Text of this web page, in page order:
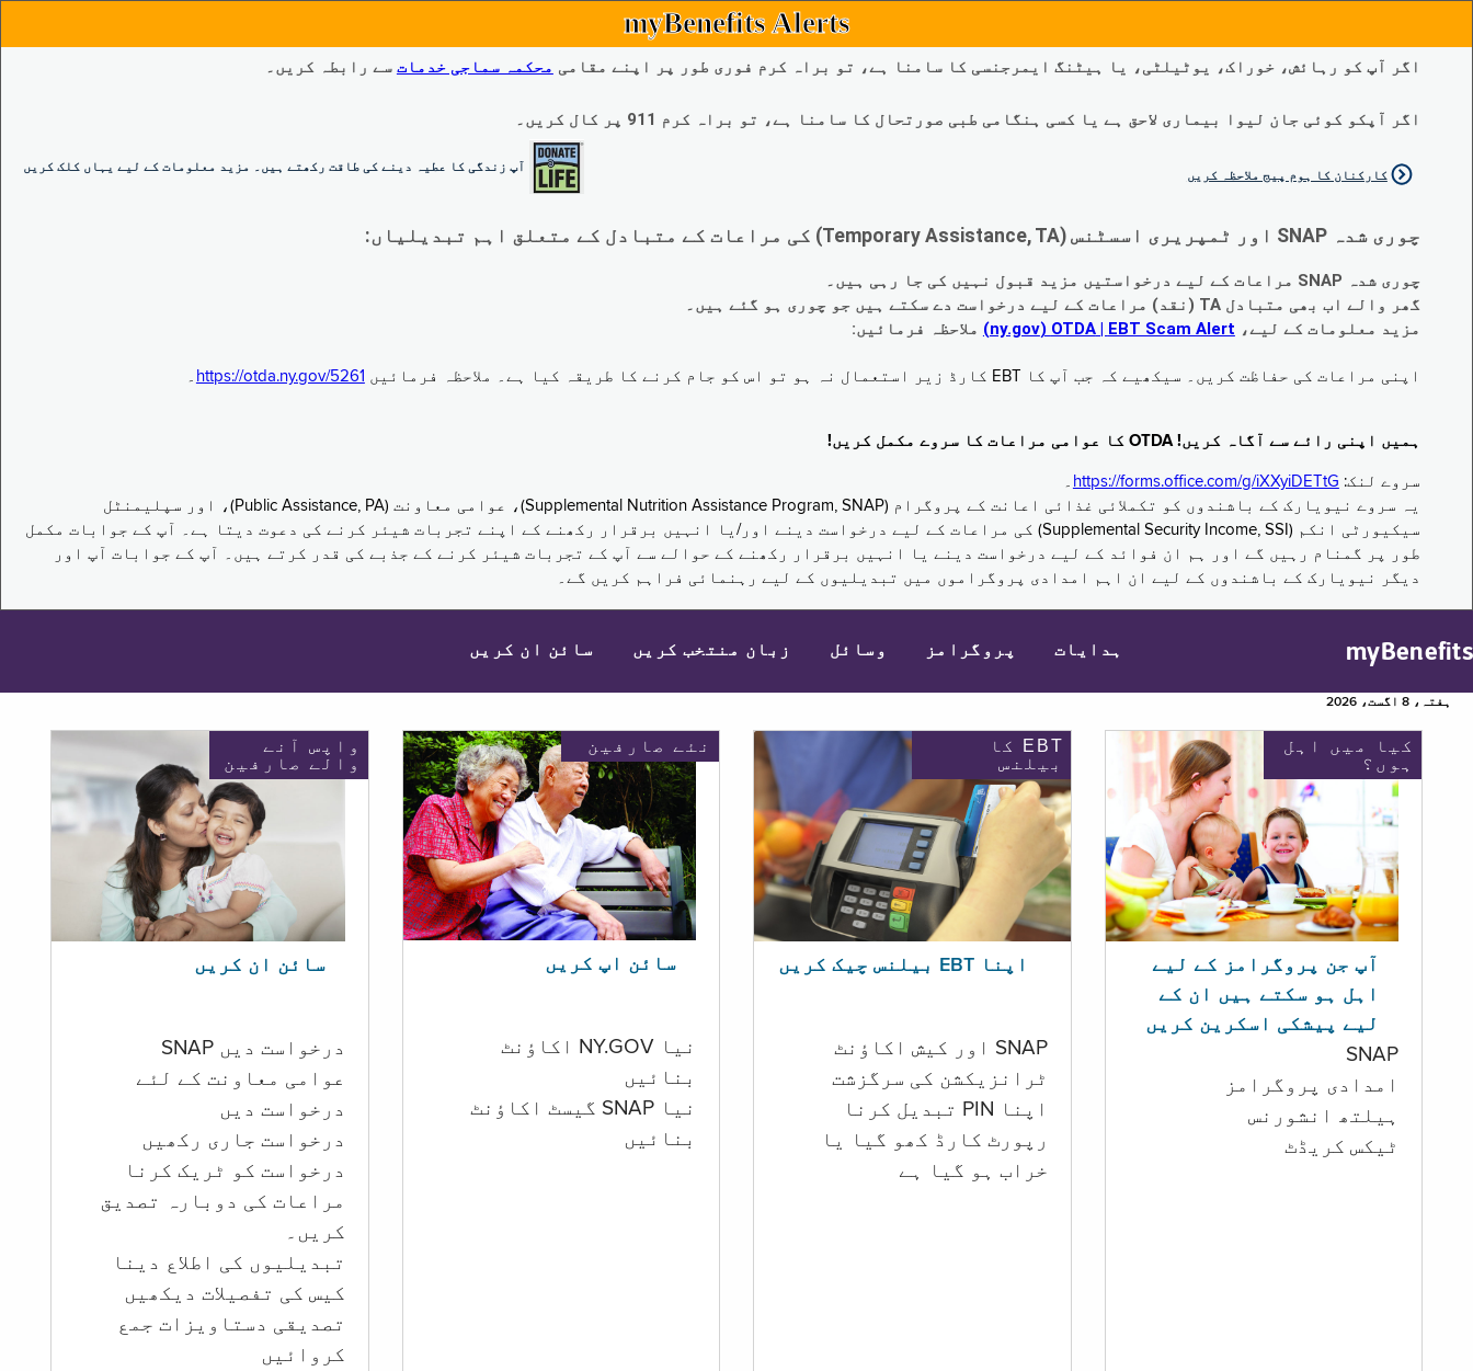
myBenefits Alerts
اگر آپ کو رہائش، خوراک، یوٹیلٹی، یا ہیٹنگ ایمرجنسی کا سامنا ہے، تو براہ کرم فوری طور پر اپنے مقامی محکمہ سماجی خدمات سے رابطہ کریں۔
اگر آپکو کوئی جان لیوا بیماری لاحق ہے یا کسی ہنگامی طبی صورتحال کا سامنا ہے، تو براہ کرم 911 پر کال کریں۔
آپ زندگی کا عطیہ دینے کی طاقت رکھتے ہیں۔ مزید معلومات کے لیے یہاں کلک کریں
کارکنان کا ہوم پیج ملاحظہ کریں
چوری شدہ SNAP اور ٹمپریری اسسٹنس (Temporary Assistance, TA) کی مراعات کے متبادل کے متعلق اہم تبدیلیاں:
چوری شدہ SNAP مراعات کے لیے درخواستیں مزید قبول نہیں کی جا رہی ہیں۔
گھر والے اب بھی متبادل TA (نقد) مراعات کے لیے درخواست دے سکتے ہیں جو چوری ہو گئے ہیں۔
مزید معلومات کے لیے، EBT Scam Alert ‏| OTDA ‏(ny.gov) ملاحظہ فرمائیں:
اپنی مراعات کی حفاظت کریں۔ سیکھیے کہ جب آپ کا EBT کارڈ زیر استعمال نہ ہو تو اس کو جام کرنے کا طریقہ کیا ہے۔ ملاحظہ فرمائیں https://otda.ny.gov/5261 ۔
ہمیں اپنی رائے سے آگاہ کریں! OTDA کا عوامی مراعات کا سروے مکمل کریں!
سروے لنک: https://forms.office.com/g/iXXyiDETtG ۔
یہ سروے نیویارک کے باشندوں کو تکملائی غذائی اعانت کے پروگرام (Supplemental Nutrition Assistance Program, SNAP)، عوامی معاونت (Public Assistance, PA)، اور سپلیمنٹل
سیکیورٹی انکم (Supplemental Security Income, SSI) کی مراعات کے لیے درخواست دینے اور/یا انہیں برقرار رکھنے کے اپنے تجربات شیئر کرنے کی دعوت دیتا ہے۔ آپ کے جوابات مکمل
طور پر گمنام رہیں گے اور ہم ان فوائد کے لیے درخواست دینے یا انہیں برقرار رکھنے کے حوالے سے آپ کے تجربات شیئر کرنے کے جذبے کی قدر کرتے ہیں۔ آپ کے جوابات آپ اور
دیگر نیویارک کے باشندوں کے لیے ان اہم امدادی پروگراموں میں تبدیلیوں کے لیے رہنمائی فراہم کریں گے۔
myBenefits ہدایات پروگرامز وسائل زبان منتخب کریں سائن ان کریں
ہفتہ، 8 اگست، 2026
واپس آنے
والے صارفین
سائن ان کریں
درخواست دیں SNAP
عوامی معاونت کے لئے
درخواست دیں
درخواست جاری رکھیں
درخواست کو ٹریک کرنا
مراعات کی دوبارہ تصدیق
کریں۔
تبدیلیوں کی اطلاع دینا
کیس کی تفصیلات دیکھیں
تصدیقی دستاویزات جمع
کروائیں
نئے صارفین
سائن اپ کریں
نیا NY.GOV اکاؤنٹ
بنائیں
نیا SNAP گیسٹ اکاؤنٹ
بنائیں
EBT کا
بیلنس
اپنا EBT بیلنس چیک کریں
SNAP اور کیش اکاؤنٹ
ٹرانزیکشن کی سرگزشت
اپنا PIN تبدیل کرنا
رپورٹ کارڈ کھو گیا یا
خراب ہو گيا ہے
کیا میں اہل
ہوں؟
آپ جن پروگرامز کے لیے
اہل ہو سکتے ہیں ان کے
لیے پیشکی اسکرین کریں
SNAP
امدادی پروگرامز
‏ہیلتھ انشورنس
ٹیکس کریڈٹ